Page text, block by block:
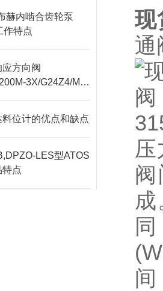
赫内啮合齿轮泵
作特点
方向阀
3X/G24Z4/M技
位计的优点和缺点
LES型ATOS
特点
现
通
间